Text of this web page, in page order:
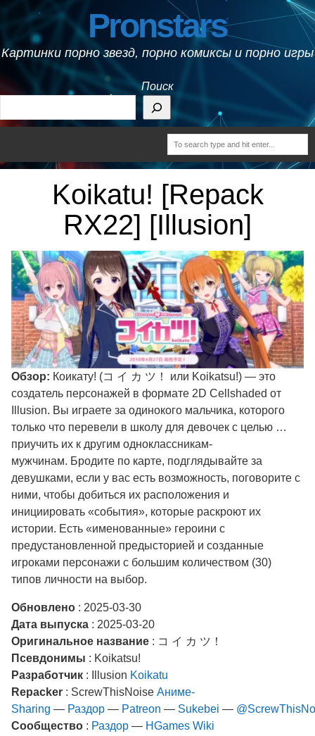
Pronstars
Картинки порно звезд, порно комиксы и порно игры
Поиск
Koikatu! [Repack
RX22] [Illusion]
Обзор: Коикату! (コ イ カ ツ！ или Koikatsu!) — это
создатель персонажей в формате 2D Cellshaded от
Illusion. Вы играете за одинокого мальчика, которого
только что перевели в школу для девочек с целью …
приучить их к другим одноклассникам-
мужчинам. Бродите по карте, подглядывайте за
девушками, если у вас есть возможность, поговорите с
ними, чтобы добиться их расположения и
инициировать «события», которые раскроют их
истории. Есть «именованные» героини с
предустановленной предысторией и созданные
игроками персонажи с большим количеством (30)
типов личности на выбор.
Обновлено : 2025-03-30
Дата выпуска : 2025-03-20
Оригинальное название : コ イ カ ツ！
Псевдонимы : Koikatsu!
Разработчик : Illusion Koikatu
Repacker : ScrewThisNoise Аниме-
Sharing — Раздор — Patreon — Sukebei —
Сообщество : Раздор — HGames Wiki